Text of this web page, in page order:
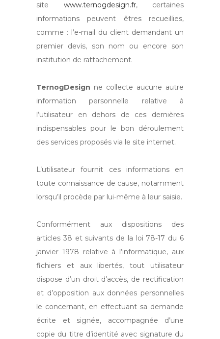
site www.ternogdesign.fr, certaines
informations peuvent êtres recueillies,
comme : l’e-mail du client demandant un
premier devis, son nom ou encore son
institution de rattachement.
TernogDesign ne collecte aucune autre
information personnelle relative à
l’utilisateur en dehors de ces dernières
indispensables pour le bon déroulement
des services proposés via le site internet.
L’utilisateur fournit ces informations en
toute connaissance de cause, notamment
lorsqu’il procède par lui-même à leur saisie.
Conformément aux dispositions des
articles 38 et suivants de la loi 78-17 du 6
janvier 1978 relative à l’informatique, aux
fichiers et aux libertés, tout utilisateur
dispose d’un droit d’accès, de rectification
et d’opposition aux données personnelles
le concernant, en effectuant sa demande
écrite et signée, accompagnée d’une
copie du titre d’identité avec signature du